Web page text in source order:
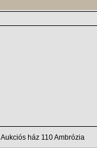
Aukciós ház 110 Ambrózia